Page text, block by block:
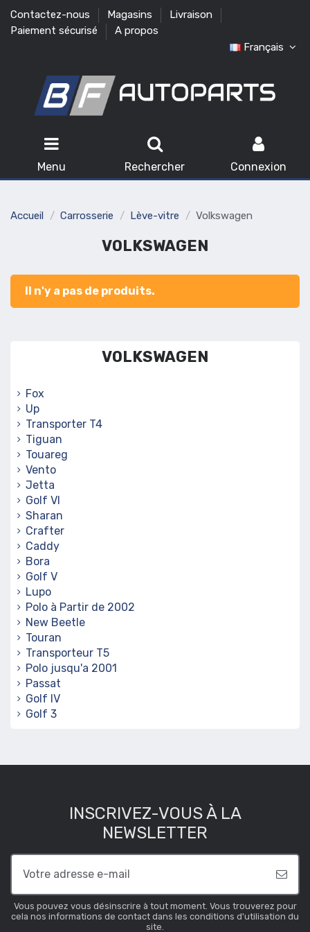
Contactez-nous Magasins
Livraison
Paiement sécurisé
A propos
Français
Menu Rechercher Connexion
Accueil Carrosserie Lève-vitre Volkswagen
VOLKSWAGEN
Il n'y a pas de produits.
VOLKSWAGEN
Fox
Up
Transporter T4
Tiguan
Touareg
Vento
Jetta
Golf VI
Sharan
Crafter
Caddy
Bora
Golf V
Lupo
Polo à Partir de 2002
New Beetle
Touran
Transporteur T5
Polo jusqu'a 2001
Passat
Golf IV
Golf 3
INSCRIVEZ-VOUS À LA
NEWSLETTER
Vous pouvez vous désinscrire à tout moment. Vous trouverez pour
cela nos informations de contact dans les conditions d'utilisation du
site.